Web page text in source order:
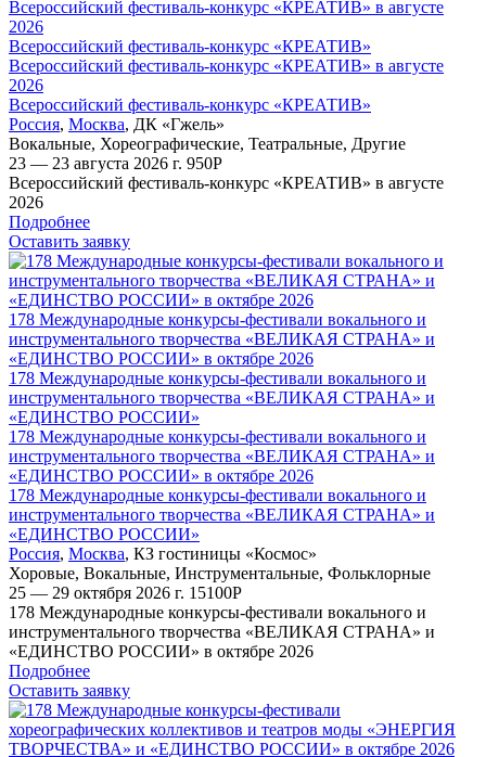
Всероссийский фестиваль-конкурс «КРЕАТИВ» в августе
2026
Всероссийский фестиваль-конкурс «КРЕАТИВ»
Всероссийский фестиваль-конкурс «КРЕАТИВ» в августе
2026
Всероссийский фестиваль-конкурс «КРЕАТИВ»
Россия, Москва, ДК «Гжель»
Вокальные, Хореографические, Театральные, Другие
23 — 23 августа 2026 г. 950Р
Всероссийский фестиваль-конкурс «КРЕАТИВ» в августе
2026
Подробнее
Оставить заявку
178 Международные конкурсы-фестивали вокального и
инструментального творчества «ВЕЛИКАЯ СТРАНА» и
«ЕДИНСТВО РОССИИ» в октябре 2026
178 Международные конкурсы-фестивали вокального и
инструментального творчества «ВЕЛИКАЯ СТРАНА» и
«ЕДИНСТВО РОССИИ»
178 Международные конкурсы-фестивали вокального и
инструментального творчества «ВЕЛИКАЯ СТРАНА» и
«ЕДИНСТВО РОССИИ» в октябре 2026
178 Международные конкурсы-фестивали вокального и
инструментального творчества «ВЕЛИКАЯ СТРАНА» и
«ЕДИНСТВО РОССИИ»
Россия, Москва, КЗ гостиницы «Космос»
Хоровые, Вокальные, Инструментальные, Фольклорные
25 — 29 октября 2026 г. 15100Р
178 Международные конкурсы-фестивали вокального и
инструментального творчества «ВЕЛИКАЯ СТРАНА» и
«ЕДИНСТВО РОССИИ» в октябре 2026
Подробнее
Оставить заявку